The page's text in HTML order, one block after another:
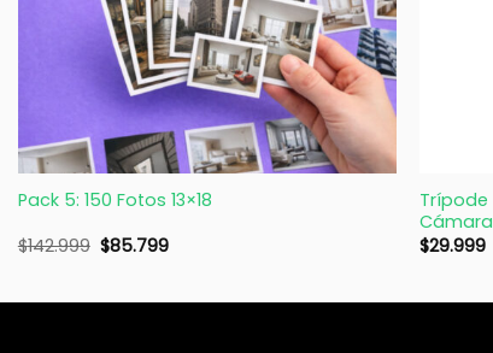
+
Pack 5: 150 Fotos 13×18
$142.999 $85.799
Trípode
$29.999